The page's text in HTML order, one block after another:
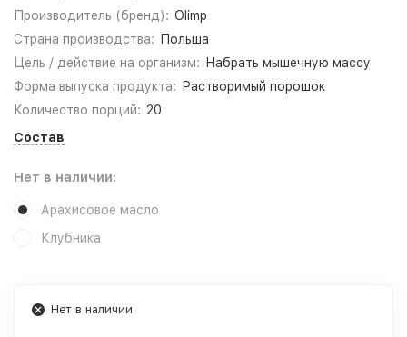
Производитель (бренд): Olimp
Страна производства:
Польша
Цель / действие на организм:
Набрать мышечную массу
Форма выпуска продукта:
Растворимый порошок
Количество порций: 20
Состав
Нет в наличии:
Арахисовое масло
Клубника
Нет в наличии